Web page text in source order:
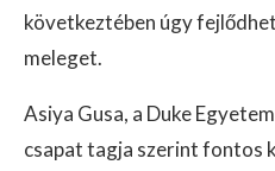
következtében úgy
meleget.
Asiya Gusa, a Duke
csapat tagja szerint fontos